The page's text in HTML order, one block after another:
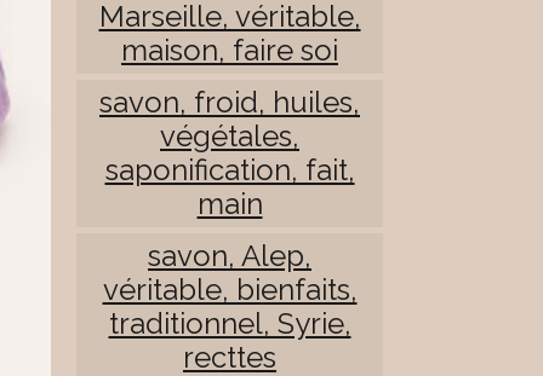
Marseille, véritable,
maison, faire soi
savon, froid, huiles,
végétales,
saponification, fait,
main
savon, Alep,
véritable, bienfaits,
traditionnel, Syrie,
recttes